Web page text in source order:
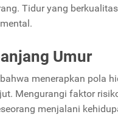
Tidur yang
Umur
menerapkan pola
Mengurangi faktor
menjalani